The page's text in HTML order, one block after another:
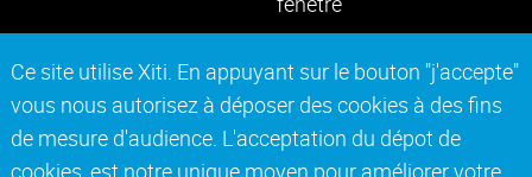
Ce site utilise Xiti. En appuyant sur le bouton "j'accepte"
vous nous autorisez à déposer des cookies à des fins
de mesure d'audience. L'acceptation du dépot de
cookies, est notre unique moyen pour améliorer votre
Contact
Mentions légales
Actes réglementaires
Marchés publics